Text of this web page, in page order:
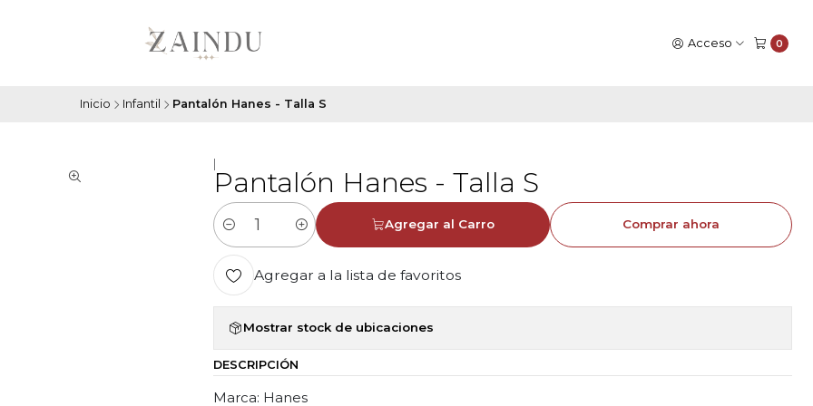
Acceso 0
Inicio Infantil Pantalón Hanes - Talla S
Pantalón Hanes - Talla S
Cantidad
Agregar al Carro Comprar ahora
Agregar a la lista de favoritos
Mostrar stock de ubicaciones
DESCRIPCIÓN
Marca: Hanes